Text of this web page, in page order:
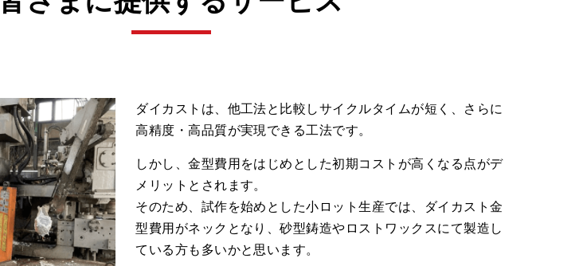
ダイカストは、他工法と比較しサイクルタイムが短く、さらに
高精度・高品質が実現できる工法です。
しかし、金型費用をはじめとした初期コストが高くなる点がデ
メリットとされます。
そのため、試作を始めとした小ロット生産では、ダイカスト金
型費用がネックとなり、砂型鋳造やロストワックスにて製造し
ている方も多いかと思います。